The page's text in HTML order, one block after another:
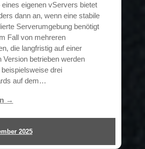
eines eigenen vServers bietet
dann an, wenn eine stabile
Serverumgebung benötigt
Fall von mehreren
die langfristig auf einer
Version betrieben werden
drei
auf dem…
→
2025